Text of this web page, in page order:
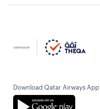
Download Qatar Airways App